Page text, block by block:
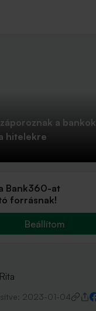
a bankok
hitelekre
Bank360-at
forrásnak!
Beállítom
2023-01-04